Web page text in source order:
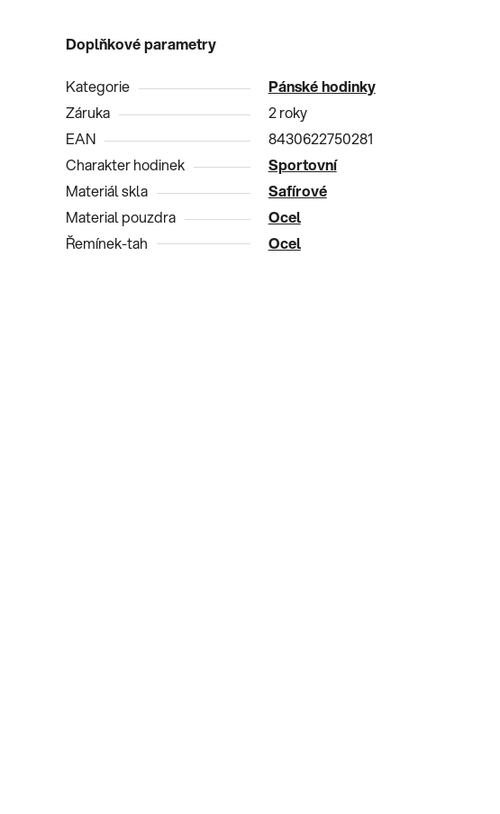
Doplňkové parametry
Kategorie
Pánské hodinky
Záruka
2 roky
EAN
8430622750281
Charakter hodinek
Sportovní
Materiál skla
Safírové
Material pouzdra
Ocel
Řemínek-tah
Ocel